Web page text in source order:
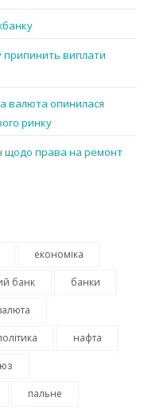
припинить виплати
валюта опинилася
ринку
щодо права на ремонт
економіка
банк банки
нафта
пальне